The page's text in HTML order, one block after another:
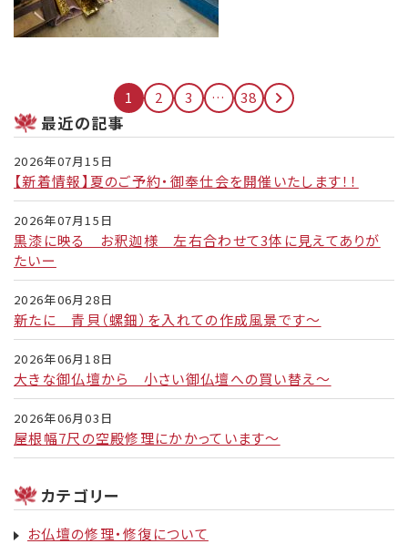
稿
ナ
ゲ
ー
ョ
ン
1 2 3 … 38
最近の記事
2026年07月15日
【新着情報】夏のご予約・御奉仕会を開催いたします！！
2026年07月15日
黒漆に映る お釈迦様 左右合わせて3体に見えてありが
たいー
2026年06月28日
新たに 青貝（螺鈿）を入れての作成風景です～
2026年06月18日
大きな御仏壇から 小さい御仏壇への買い替え～
2026年06月03日
屋根幅7尺の空殿修理にかかっています～
カテゴリー
お仏壇の修理・修復について